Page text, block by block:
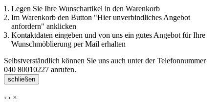
Legen Sie Ihre Wunschartikel in den Warenkorb
Im Warenkorb den Button "Hier unverbindliches Angebot
anfordern" anklicken
Kontaktdaten eingeben und von uns ein gutes Angebot für Ihre
Wunschmöblierung per Mail erhalten
Selbstverständlich können Sie uns auch unter der Telefonnummer
040 80010227 anrufen.
schließen
‹ › ×